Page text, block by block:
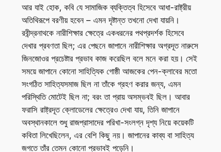
আর যাই হোক, কবি যে সামাজিক ব্যক্তিত্ব হিসেবে আধা-রাষ্ট্রীয়
অতিথিরূপে বরণীয় হবেন – এমন দৃষ্টান্ত তখনো দেখা যায়নি।
রবীন্দ্রনাথকে নারীশিক্ষার ক্ষেত্রে একধরনের পথপ্রদর্শক হিসেবে
দেখার প্রবণতা ছিল; এর পেছনে জাপানে নারীশিক্ষার অগ্রদূত নারুসে
জিনজোওর প্রচেষ্টার প্রভাব কাজ করেছিল বলে মনে করা হয়। সেই
সময়ে জাপানে কোনো সাহিত্যিক গোষ্ঠী আজকের পেন-ক্লাবের মতো
সংগঠিত সাহিত্যসমাজ ছিল না তাঁকে গ্রহণ করার জন্য, এমন
পরিস্থিতি মোটেই ছিল না; বরং তা প্রায় অসম্ভবই ছিল। আবার
ফরাসি রাষ্ট্রদূত ক্লোডেলের ক্ষেত্রেও দেখা যায়, তিনি জাপানে
অবস্থানকালে শুধু রাজপ্রাসাদের পরিখা-সংলগ্ন দৃশ্য নিয়ে কয়েকটি
কবিতা লিখেছিলেন, এর বেশি কিছু নয়। জাপানের কাব্য বা সাহিত্য
জগতে তাঁর তেমন কোনো প্রভাবই পড়েনি।